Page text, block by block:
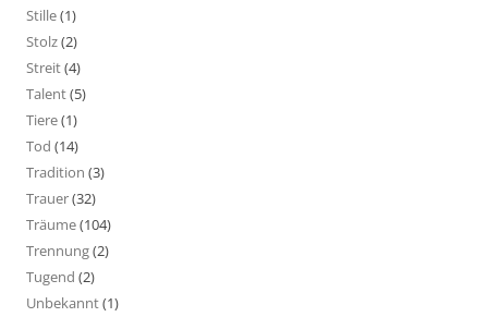
Stille(1)
Stolz(2)
Streit(4)
Talent(5)
Tiere(1)
Tod (14)
Tradition (3)
Trauer(32)
Träume(104)
Trennung(2)
Tugend (2)
Unbekannt(1)